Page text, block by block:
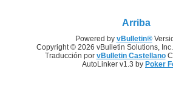
Arriba
Powered by vBulletin®
Copyright © 2026 vBulletin Solutions, Inc.
Traducción por vBulletin Castellano
AutoLinker v1.3 by Poker